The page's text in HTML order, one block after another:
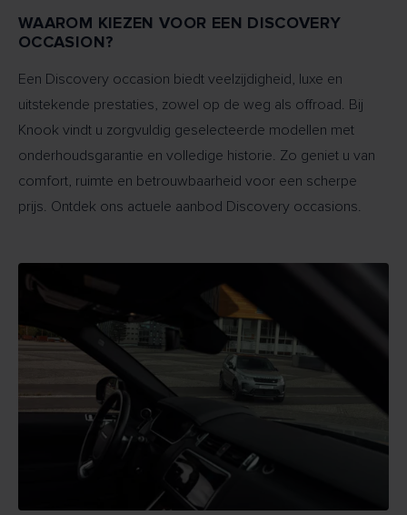
WAAROM KIEZEN VOOR EEN DISCOVERY
OCCASION?
Een Discovery occasion biedt veelzijdigheid, luxe en
uitstekende prestaties, zowel op de weg als offroad. Bij
Knook vindt u zorgvuldig geselecteerde modellen met
onderhoudsgarantie en volledige historie. Zo geniet u van
comfort, ruimte en betrouwbaarheid voor een scherpe
prijs. Ontdek ons actuele aanbod Discovery occasions.